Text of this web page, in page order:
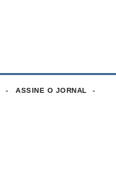
ASSINE O JORNAL